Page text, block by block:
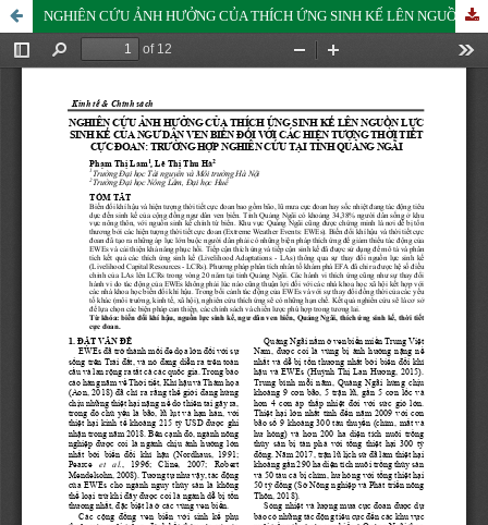
NGHIÊN CỨU ẢNH HƯỞNG CỦA THÍCH ỨNG SINH KẾ LÊN NGUỒN LỰC SINH KẾ CỦA NGƯ DÂN VEN BIỂN ĐỐI VỚI CÁC HIỆN TƯỢNG THỜI TIẾT CỰC ĐOAN: TRƯỜNG HỢP NGHIÊN CỨU TẠI TỈNH QUẢNG NGÃI